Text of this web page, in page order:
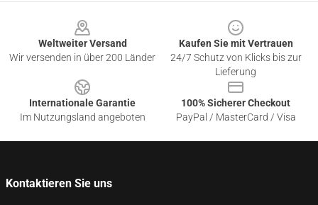
Weltweiter Versand
Wir versenden in über 200 Länder
Kaufen Sie mit Vertrauen
24/7 Schutz von Klicks bis zur
Lieferung
Internationale Garantie
Im Nutzungsland angeboten
100% Sicherer Checkout
PayPal / MasterCard / Visa
Kontaktieren Sie uns